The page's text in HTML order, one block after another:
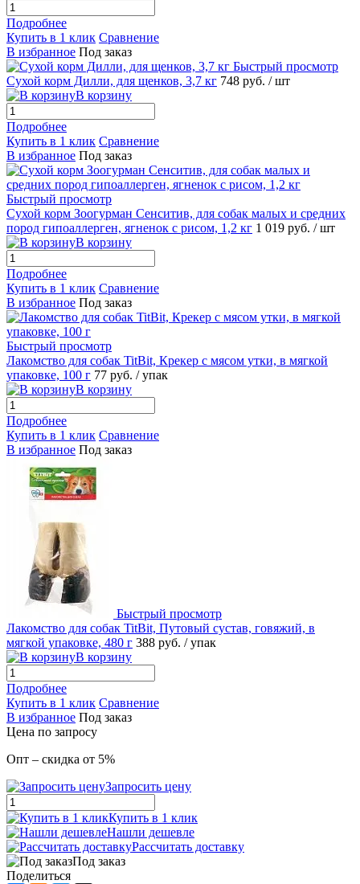
Подробнее
Купить в 1 клик Сравнение
В избранное Под заказ
Быстрый просмотр
Сухой корм Дилли, для щенков, 3,7 кг 748 руб. / шт
В корзину
Подробнее
Купить в 1 клик Сравнение
В избранное Под заказ
Быстрый просмотр
Сухой корм Зоогурман Сенситив, для собак малых и средних
пород гипоаллерген, ягненок с рисом, 1,2 кг 1 019 руб. / шт
В корзину
Подробнее
Купить в 1 клик Сравнение
В избранное Под заказ
Быстрый просмотр
Лакомство для собак TitBit, Крекер с мясом утки, в мягкой
упаковке, 100 г 77 руб. / упак
В корзину
Подробнее
Купить в 1 клик Сравнение
В избранное Под заказ
Быстрый просмотр
Лакомство для собак TitBit, Путовый сустав, говяжий, в
мягкой упаковке, 480 г 388 руб. / упак
В корзину
Подробнее
Купить в 1 клик Сравнение
В избранное Под заказ
Цена по запросу
Опт – скидка от 5%
Запросить цену
Купить в 1 клик
Нашли дешевле
Рассчитать доставку
Под заказ
Поделиться